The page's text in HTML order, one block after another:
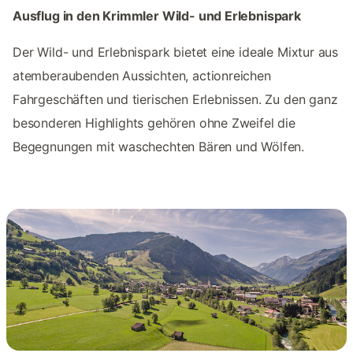
Ausflug in den Krimmler Wild- und Erlebnispark
Der Wild- und Erlebnispark bietet eine ideale Mixtur aus
atemberaubenden Aussichten, actionreichen
Fahrgeschäften und tierischen Erlebnissen. Zu den ganz
besonderen Highlights gehören ohne Zweifel die
Begegnungen mit waschechten Bären und Wölfen.